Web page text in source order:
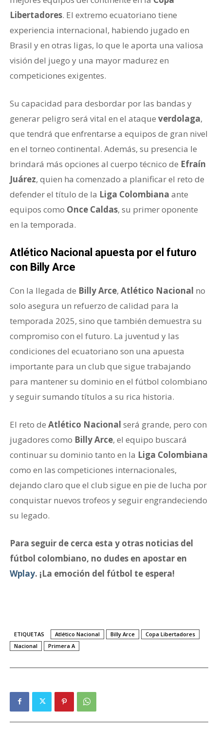
Libertadores. El extremo ecuatoriano tiene
experiencia internacional, habiendo jugado en
Brasil y en otras ligas, lo que le aporta una valiosa
visión del juego y una mayor madurez en
competiciones exigentes.
Su capacidad para desbordar por las bandas y
generar peligro será vital en el ataque verdolaga,
que tendrá que enfrentarse a equipos de gran nivel
en el torneo continental. Además, su presencia le
brindará más opciones al cuerpo técnico de Efraín
Juárez, quien ha comenzado a planificar el reto de
defender el título de la Liga Colombiana ante
equipos como Once Caldas, su primer oponente
en la temporada.
Atlético Nacional apuesta por el futuro
con Billy Arce
Con la llegada de Billy Arce, Atlético Nacional no
solo asegura un refuerzo de calidad para la
temporada 2025, sino que también demuestra su
compromiso con el futuro. La juventud y las
condiciones del ecuatoriano son una apuesta
importante para un club que sigue trabajando
para mantener su dominio en el fútbol colombiano
y seguir sumando títulos a su rica historia.
El reto de Atlético Nacional será grande, pero con
jugadores como Billy Arce, el equipo buscará
continuar su dominio tanto en la Liga Colombiana
como en las competiciones internacionales,
dejando claro que el club sigue en pie de lucha por
conquistar nuevos trofeos y seguir engrandeciendo
su legado.
Para seguir de cerca esta y otras noticias del
fútbol colombiano, no dudes en apostar en
Wplay. ¡La emoción del fútbol te espera!
ETIQUETAS Atlético Nacional Billy Arce
Copa Libertadores
Nacional
Primera A